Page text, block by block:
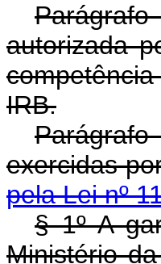
autorizada
IRB.
Parágrafo
exercidas
pela Lei nº
§ 1º A
Ministério